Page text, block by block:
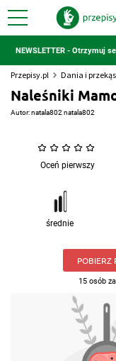
NEWSLETTER - Otrzymuj
Przepisy.pl Dania i
Naleśniki
Autor:natala802 natala802
Oceń pierwszy
średnie
POBIERZ
15 osób